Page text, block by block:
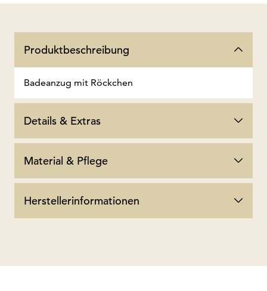
Produktbeschreibung
Badeanzug mit Röckchen
Details & Extras
Material & Pflege
Herstellerinformationen